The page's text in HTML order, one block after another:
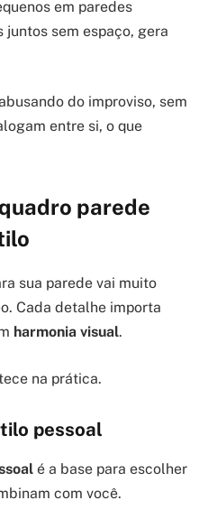
em paredes
sem espaço, gera
do improviso, sem
entre si, o que
parede
sua parede vai muito
Cada detalhe importa
harmonia visual.
na prática.
pessoal
é a base para escolher
com você.